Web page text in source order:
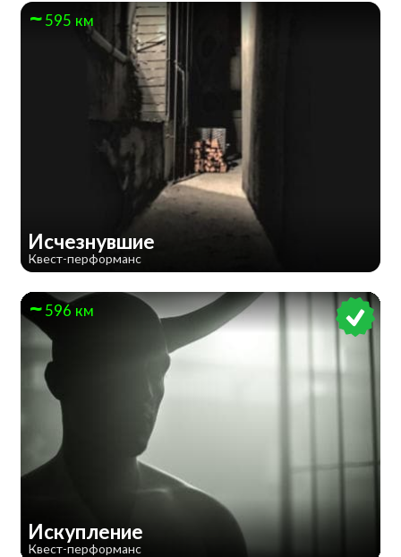
595 км
Исчезнувшие
Квест-перформанс
596 км
Искупление
Квест-перформанс